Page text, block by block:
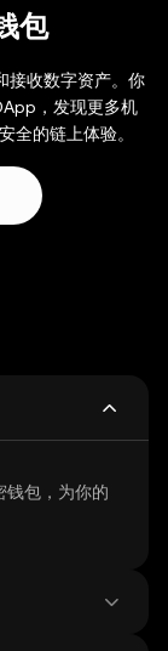
包
接收数字资产。你
，发现更多机
全的链上体验。
钱包，为你的